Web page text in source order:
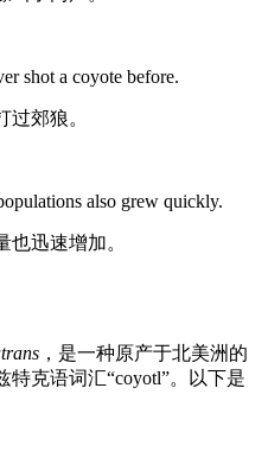
shot a coyote before.
郊狼。
also grew quickly.
迅速增加。
，是一种原产于北美洲的
克语词汇“coyotl”。以下是